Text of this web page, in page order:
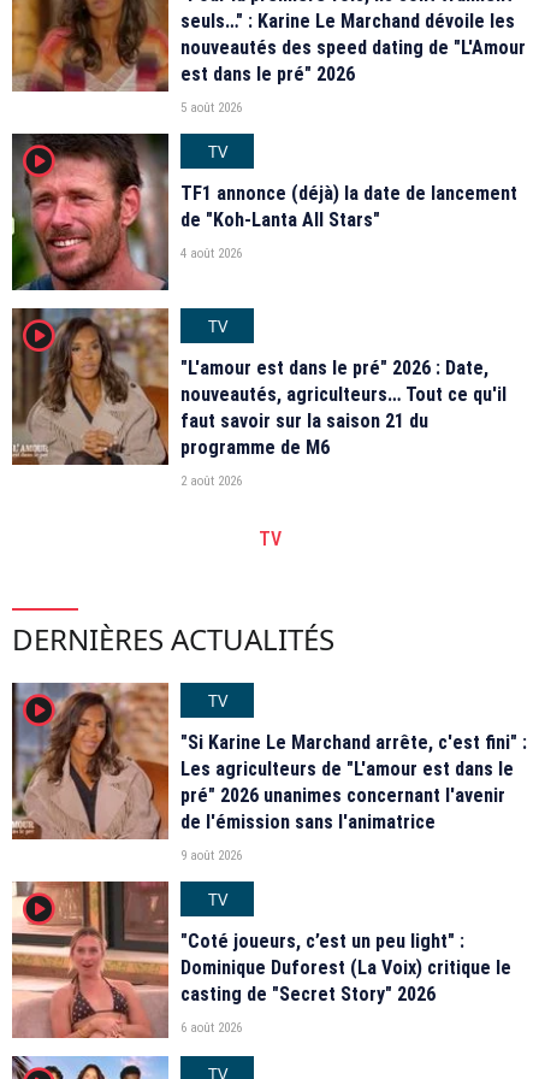
seuls…" : Karine Le Marchand dévoile les
nouveautés des speed dating de "L'Amour
est dans le pré" 2026
5 août 2026
player2
TV
TF1 annonce (déjà) la date de lancement
de "Koh-Lanta All Stars"
4 août 2026
player2
TV
"L'amour est dans le pré" 2026 : Date,
nouveautés, agriculteurs… Tout ce qu'il
faut savoir sur la saison 21 du
programme de M6
2 août 2026
TV
DERNIÈRES ACTUALITÉS
player2
TV
"Si Karine Le Marchand arrête, c'est fini" :
Les agriculteurs de "L'amour est dans le
pré" 2026 unanimes concernant l'avenir
de l'émission sans l'animatrice
9 août 2026
player2
TV
"Coté joueurs, c’est un peu light" :
Dominique Duforest (La Voix) critique le
casting de "Secret Story" 2026
6 août 2026
TV